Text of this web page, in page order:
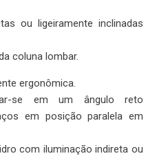
ou ligeiramente inclinadas
coluna lombar.
ergonômica.
se em um ângulo reto
em posição paralela em
com iluminação indireta ou